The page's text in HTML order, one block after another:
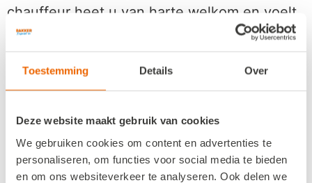
Toestemming Details Over
Deze website maakt gebruik van cookies
We gebruiken cookies om content en advertenties te
personaliseren, om functies voor social media te bieden
en om ons websiteverkeer te analyseren. Ook delen we
chauffeur heet u van harte welkom en voelt
als goede gastheer de sfeer perfect aan.
extra’s, spreken wij bij Bakker Travel over
vanzelfsprekend. Zo zijn airconditioning,
dubbele beglazing, royale zitplaatsen etc.
basiselementen op de touringcars van
Bakker Travel.